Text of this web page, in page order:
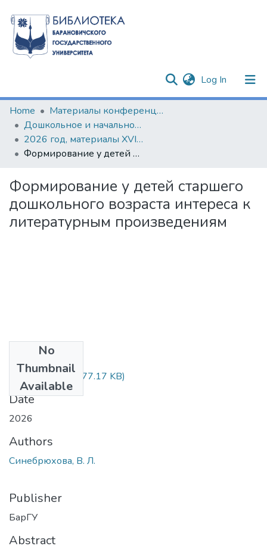
Log In (current)
Communities & Collections
All of DSpace
Statistics
Home
Материалы конференций и семинаров
Дошкольное и начальное образование: опыт, проблемы, перспективы
2026 год, материалы XVII Международного научно-практического семинара
Формирование у детей старшего дошкольного возраста интереса к литературным произведениям
Формирование у детей старшего
дошкольного возраста интереса к
литературным произведениям
No
Thumbnail
Available
с. 310-312.pdf(177.17 KB)
Date
2026
Authors
Синебрюхова, В. Л.
Publisher
БарГУ
Abstract